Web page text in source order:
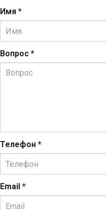
Имя *
Вопрос *
Телефон *
Email *